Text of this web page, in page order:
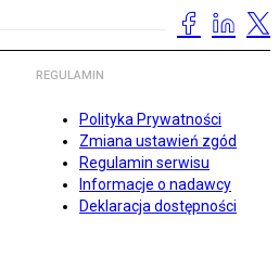
REGULAMIN
Polityka Prywatności
Zmiana ustawień zgód
Regulamin serwisu
Informacje o nadawcy
Deklaracja dostępności